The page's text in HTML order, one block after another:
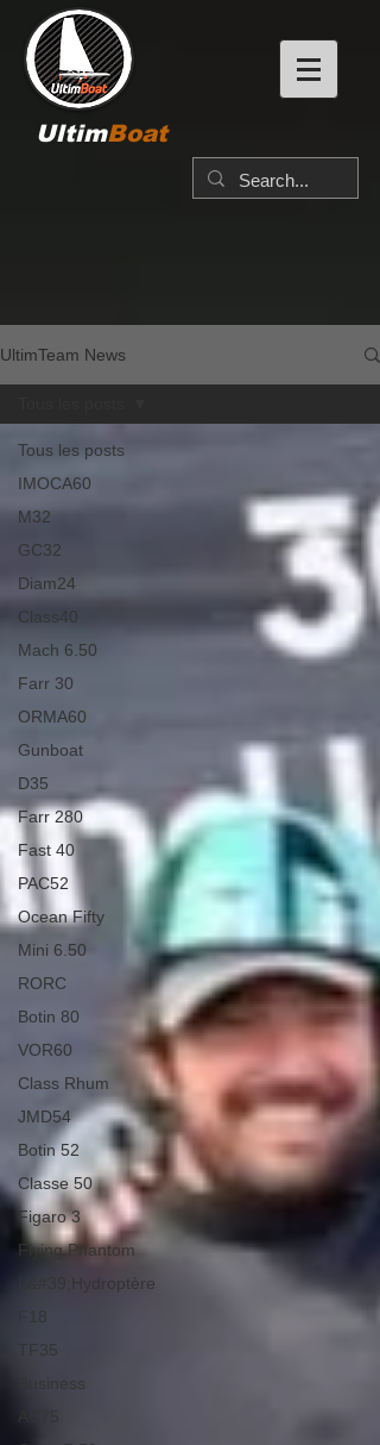
UltimBoat
UltimTeam News
Tous les posts
IMOCA60
M32
GC32
Diam24
Class40
Mach 6.50
Farr 30
ORMA60
Gunboat
D35
Farr 280
Fast 40
PAC52
Ocean Fifty
Mini 6.50
RORC
Botin 80
VOR60
Class Rhum
JMD54
Botin 52
Classe 50
Figaro 3
Flying Phantom
L&#39;Hydroptère
F18
TF35
Business